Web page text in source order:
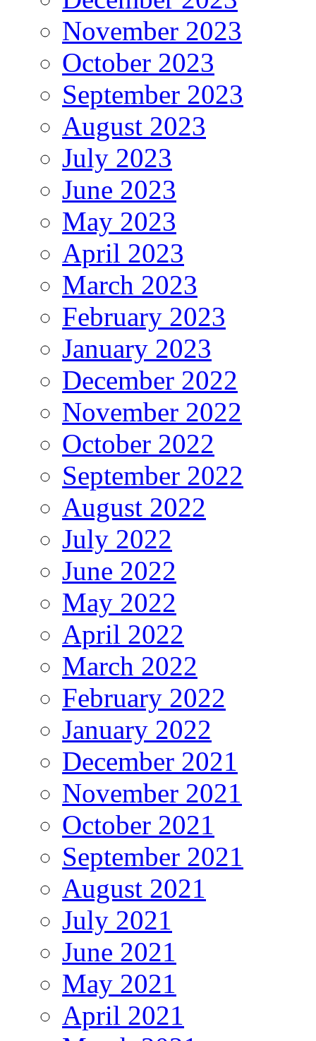
November 2023
October 2023
September 2023
August 2023
July 2023
June 2023
May 2023
April 2023
March 2023
February 2023
January 2023
December 2022
November 2022
October 2022
September 2022
August 2022
July 2022
June 2022
May 2022
April 2022
March 2022
February 2022
January 2022
December 2021
November 2021
October 2021
September 2021
August 2021
July 2021
June 2021
May 2021
April 2021